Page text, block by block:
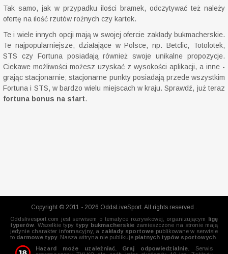
Tak samo, jak w przypadku ilości bramek, odczytywać też należy
ofertę na ilość rzutów rożnych czy kartek.
Te i wiele innych opcji mają w swojej ofercie zakłady bukmacherskie.
Te najpopularniejsze, działające w Polsce, np. Betclic, Totolotek,
STS czy Fortuna posiadają również swoje unikalne propozycje.
Ciekawe możliwości możesz uzyskać z wysokości aplikacji, a inne -
grając stacjonarnie; stacjonarne punkty posiadają przede wszystkim
Fortuna i STS, w bardzo wielu miejscach w kraju. Sprawdź, już teraz
fortuna bonus na start.
Copyright © 2011 - 2026 OddsLiveSport. All rights reserved .
Oddslivesport.com jest serwisem o tematyce rozrywkowej, organizującym ligę
typerów . Wszelkie typy typy bukmacherskiezamieszczone na stronie mają
jedynie charakter informacyjny, a zakłady sportowepublikowane w serwisie
to darmowe typy. Nasza witryna nie publikuje płatnych typów sportowych
Hazard może uzależniać. Graj odpowiedzialnie.
Serwis